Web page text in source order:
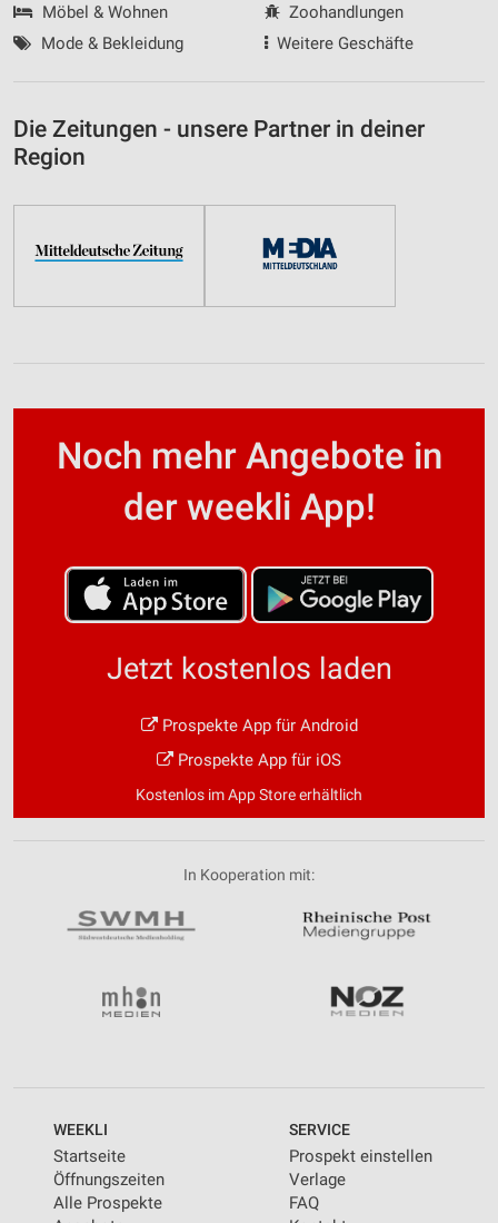
Möbel & Wohnen
Mode & Bekleidung
Zoohandlungen
Weitere Geschäfte
Die Zeitungen - unsere Partner in deiner
Region
Noch mehr Angebote in
der weekli App!
Jetzt kostenlos laden
Prospekte App für Android
Prospekte App für iOS
Kostenlos im App Store erhältlich
In Kooperation mit:
WEEKLI
Startseite
Öffnungszeiten
Alle Prospekte
SERVICE
Prospekt einstellen
Verlage
FAQ